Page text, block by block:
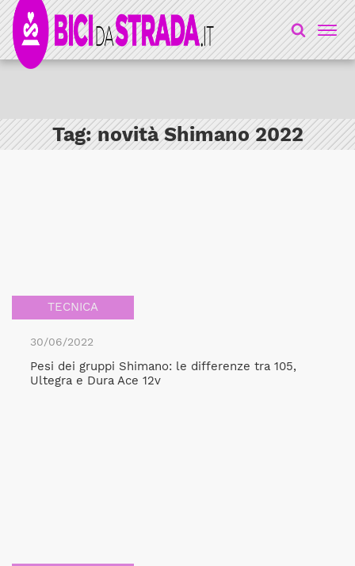
Tag:novità Shimano 2022
TECNICA
30/06/2022
Pesi dei gruppi Shimano: le differenze tra 105,
Ultegra e Dura Ace 12v